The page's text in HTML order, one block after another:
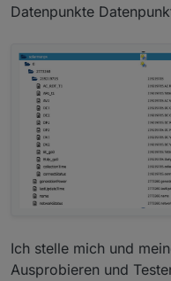
Datenpunkte
Ich stelle mich und
Ausprobieren und